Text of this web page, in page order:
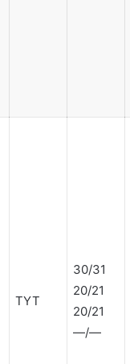
TYT
30/31
20/21
20/21
—/—